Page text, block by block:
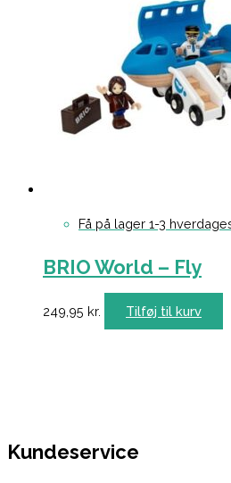
Få på lager 1-3
BRIO World – Fly
249,95 kr. Tilføj til kurv
Kundeservice